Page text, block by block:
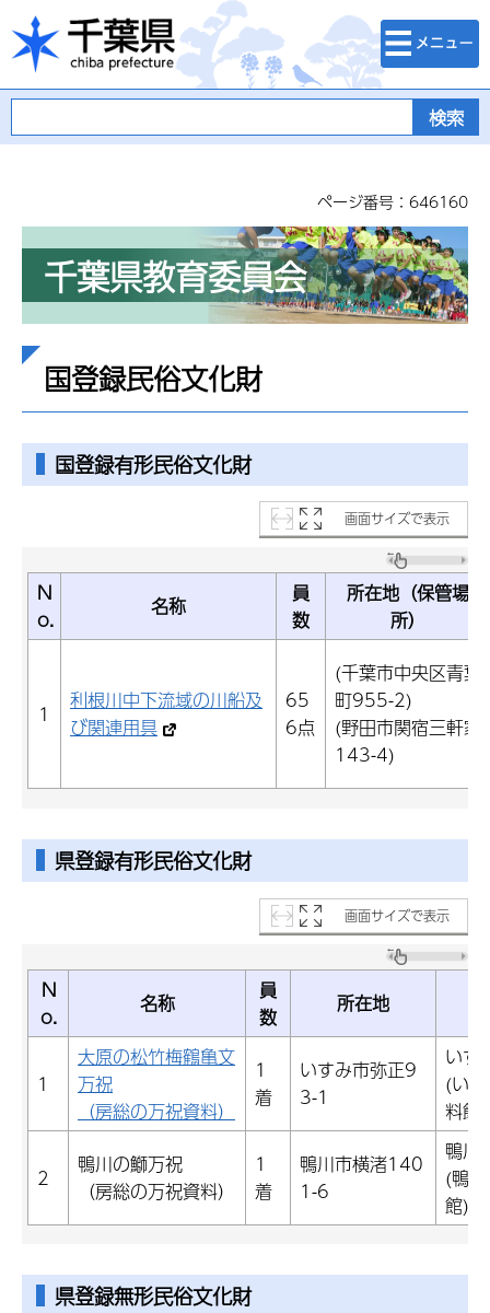
千葉県
検索・メニュ
ー
ページ番号：646160
千葉県教育委員会
国登録民俗文化財
国登録有形民俗文化財
画面サイズで表示
N
o.
名称
員
数
所在地（保管場
所）
1
利根川中下流域の川船及
び関連用具
65
6点
(千葉市中央区青葉
町955-2)
(野田市関宿三軒家
143-4)
県登録有形民俗文化財
画面サイズで表示
N
o.
名称
員
数
所在地
1
大原の松竹梅鶴亀文
万祝
（房総の万祝資料）
1
着
いすみ市弥正9
3-1
いす
(い
料館)
2
鴨川の鰤万祝
（房総の万祝資料）
1
着
鴨川市横渚140
1-6
鴨川
(鴨
館)
県登録無形民俗文化財